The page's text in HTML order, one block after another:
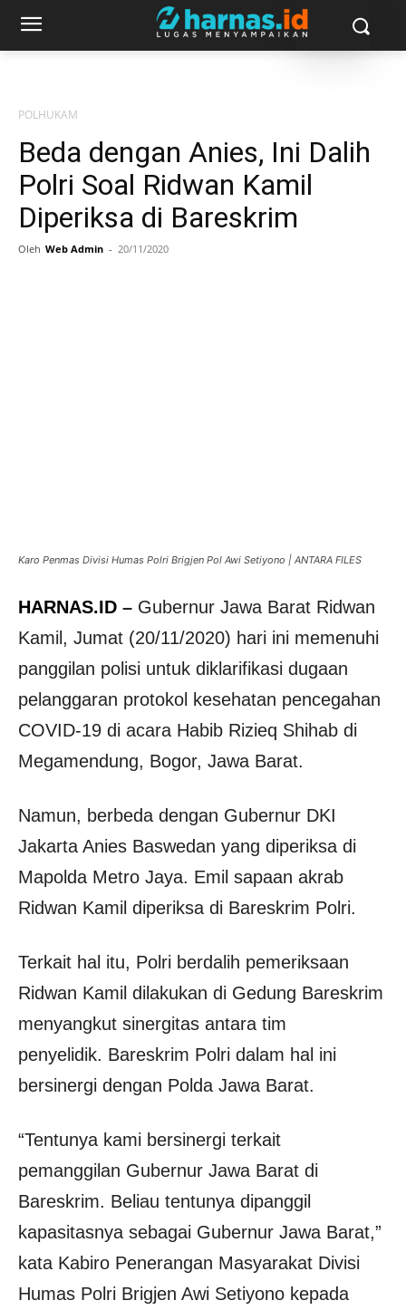
POLHUKAM
Beda dengan Anies, Ini Dalih
Polri Soal Ridwan Kamil
Diperiksa di Bareskrim
Oleh Web Admin - 20/11/2020
Karo Penmas Divisi Humas Polri Brigjen Pol Awi Setiyono | ANTARA FILES
HARNAS.ID – Gubernur Jawa Barat Ridwan
Kamil, Jumat (20/11/2020) hari ini memenuhi
panggilan polisi untuk diklarifikasi dugaan
pelanggaran protokol kesehatan pencegahan
COVID-19 di acara Habib Rizieq Shihab di
Megamendung, Bogor, Jawa Barat.
Namun, berbeda dengan Gubernur DKI
Jakarta Anies Baswedan yang diperiksa di
Mapolda Metro Jaya. Emil sapaan akrab
Ridwan Kamil diperiksa di Bareskrim Polri.
Terkait hal itu, Polri berdalih pemeriksaan
Ridwan Kamil dilakukan di Gedung Bareskrim
menyangkut sinergitas antara tim
penyelidik. Bareskrim Polri dalam hal ini
bersinergi dengan Polda Jawa Barat.
“Tentunya kami bersinergi terkait
pemanggilan Gubernur Jawa Barat di
Bareskrim. Beliau tentunya dipanggil
kapasitasnya sebagai Gubernur Jawa Barat,”
kata Kabiro Penerangan Masyarakat Divisi
Humas Polri Brigjen Awi Setiyono kepada